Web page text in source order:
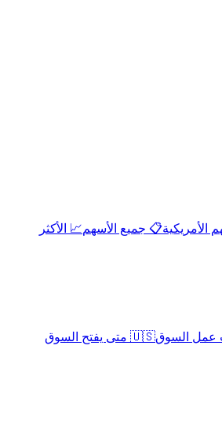
الأمريكية📋 جميع الأسهم📈 الأكثر
عمل السوق
🇺🇸 متى يفتح السوق